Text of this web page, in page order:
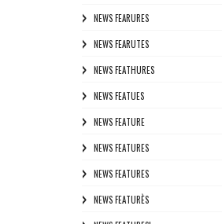
NEWS FEARURES
NEWS FEARUTES
NEWS FEATHURES
NEWS FEATUES
NEWS FEATURE
NEWS FEATURES
NEWS FEATURES
NEWS FEATURÈS